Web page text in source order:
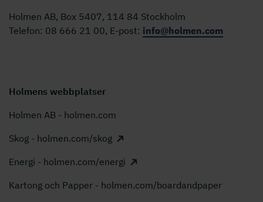
Holmen AB, Box 5407, 114 84 Stockholm
Telefon: 08 666 21 00, E-post: info@holmen.com
Holmens webbplatser
Holmen AB - holmen.com
Skog - holmen.com/skog
Energi - holmen.com/energi
Kartong och Papper - holmen.com/boardandpaper